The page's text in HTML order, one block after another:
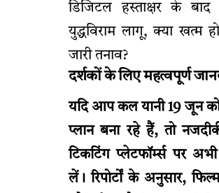
डिजिटल हस्ताक्षर के
युद्धविराम लागू, क्या खत्म
जारी तनाव?
दर्शकों के लिए महत्वपूर्ण
यदि आप कल यानी 19 जून
प्लान बना रहे हैं, तो
टिकटिंग प्लेटफॉर्म्स पर
लें। रिपोर्टों के अनुसार, फिल्म